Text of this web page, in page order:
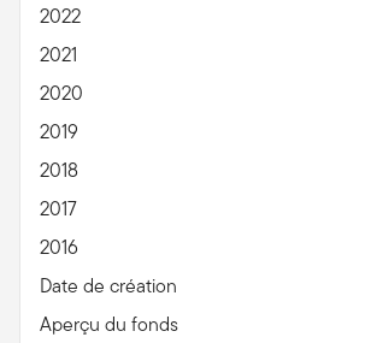
2022
2021
2020
2019
2018
2017
2016
Date de création
Aperçu du fonds